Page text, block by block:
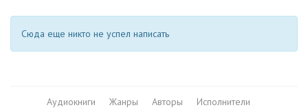
Сюда еще никто не успел написать
Аудиокниги Жанры Авторы
Исполнители